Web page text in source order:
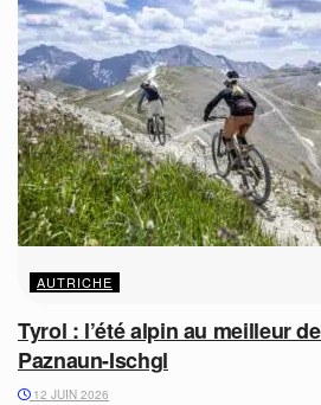
AUTRICHE
Tyrol : l’été alpin au meilleur
Paznaun-Ischgl
12 JUIN 2026